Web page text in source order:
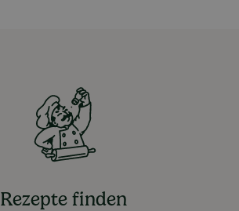
Rezepte finden